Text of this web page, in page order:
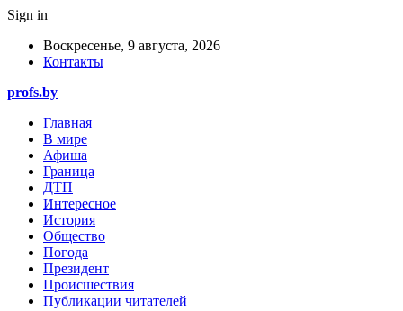
Sign in
Воскресенье, 9 августа, 2026
Контакты
profs.by
Главная
В мире
Афиша
Граница
ДТП
Интересное
История
Общество
Погода
Президент
Происшествия
Публикации читателей